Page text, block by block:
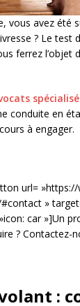
vous avez été
? Le test
ferrez l’objet
conduite en
à engager.
url=
»
car »]Un
? Contactez-
: